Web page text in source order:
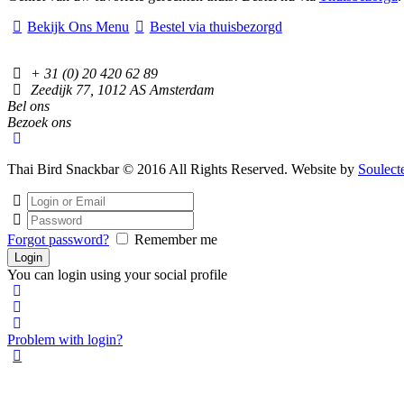
Bekijk Ons Menu
Bestel via thuisbezorgd
+ 31 (0) 20 420 62 89
Zeedijk 77, 1012 AS Amsterdam
Bel ons
Bezoek ons
Thai Bird Snackbar © 2016 All Rights Reserved. Website by
Forgot password? Remember me
You can login using your social profile
Problem with login?